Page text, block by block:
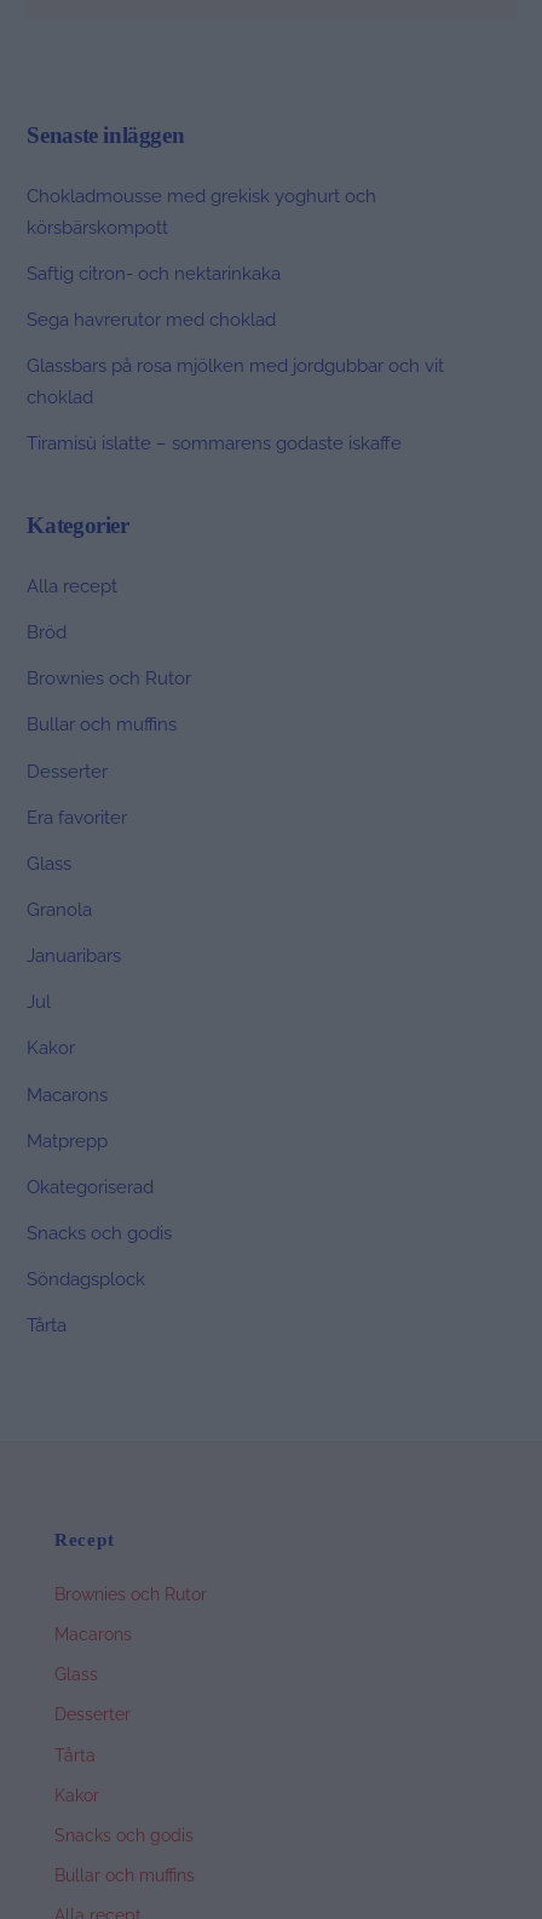
Senaste inläggen
Chokladmousse med grekisk yoghurt och
körsbärskompott
Saftig citron- och nektarinkaka
Sega havrerutor med choklad
Glassbars på rosa mjölken med jordgubbar och vit
choklad
Tiramisù islatte – sommarens godaste iskaffe
Kategorier
Alla recept
Bröd
Brownies och Rutor
Bullar och muffins
Desserter
Era favoriter
Glass
Granola
Januaribars
Jul
Kakor
Macarons
Matprepp
Okategoriserad
Snacks och godis
Söndagsplock
Tårta
Recept
Brownies och Rutor
Macarons
Glass
Desserter
Tårta
Kakor
Snacks och godis
Bullar och muffins